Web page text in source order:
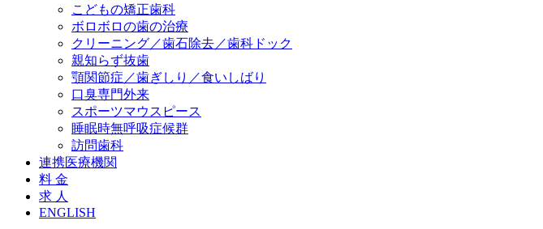
こどもの矯正歯科
ボロボロの歯の治療
クリーニング／歯石除去／歯科ドック
親知らず抜歯
顎関節症／歯ぎしり／食いしばり
口臭専門外来
スポーツマウスピース
睡眠時無呼吸症候群
訪問歯科
連携医療機関
料 金
求 人
ENGLISH